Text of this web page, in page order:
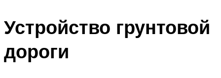
Устройство грунтовой
дороги